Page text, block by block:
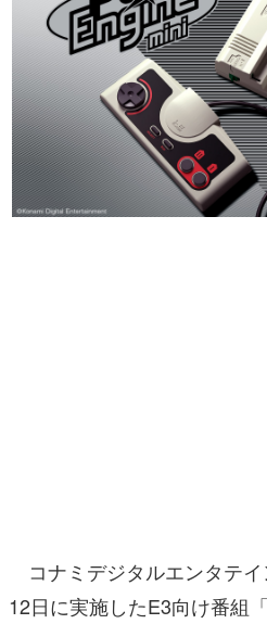
日本のコンテンツ産業や
画です。
日本モバイルゲー
日本のモバイルゲーム
ルを網羅するほか、開
解説を掲載。約20年の
若ゲのいたり〜ゲ
『うつヌケ』『ペンと
一先生によるゲーム業界
アプリレビュー
コナミデジタルエンタテ
12日に実施したE3向け番組